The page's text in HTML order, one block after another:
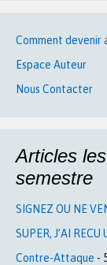
Comment devenir
Espace Auteur
Nous Contacter
Articles
semestre
SIGNEZ OU NE
SUPER, J’AI
Contre-Attaque -